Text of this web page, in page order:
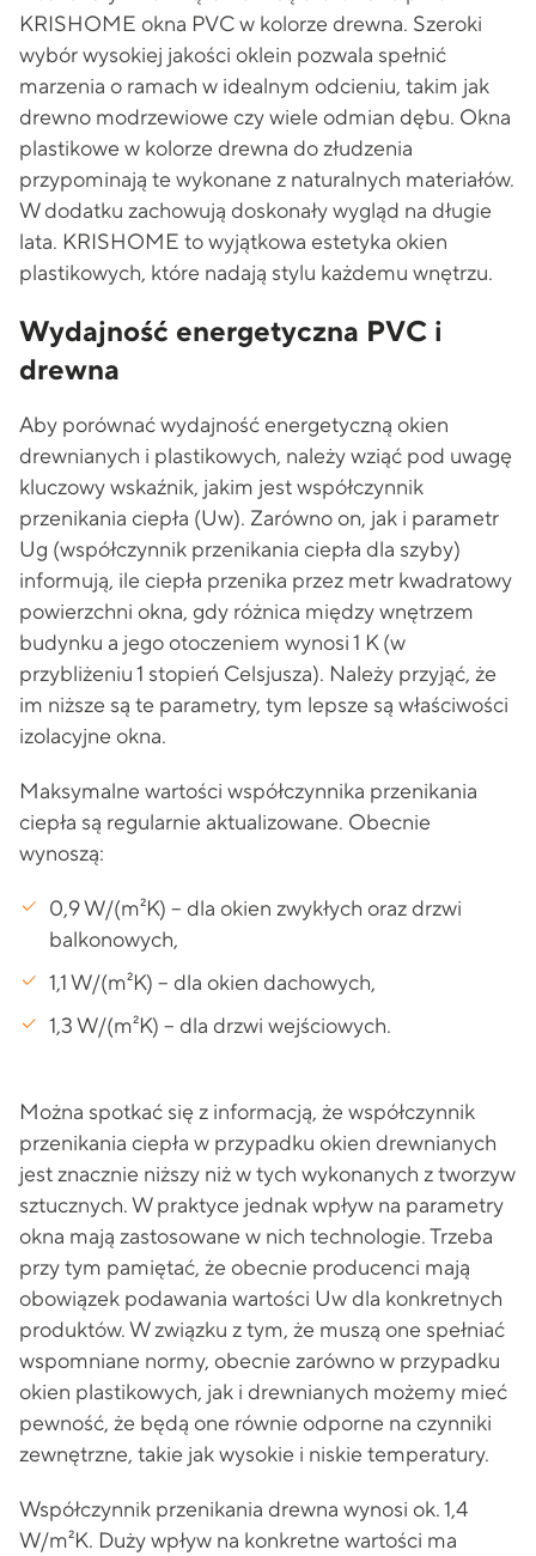
KRISHOME okna PVC w kolorze drewna. Szeroki
wybór wysokiej jakości oklein pozwala spełnić
marzenia o ramach w idealnym odcieniu, takim jak
drewno modrzewiowe czy wiele odmian dębu. Okna
plastikowe w kolorze drewna do złudzenia
przypominają te wykonane z naturalnych materiałów.
W dodatku zachowują doskonały wygląd na długie
lata. KRISHOME to wyjątkowa estetyka okien
plastikowych, które nadają stylu każdemu wnętrzu.
Wydajność energetyczna PVC i
drewna
Aby porównać wydajność energetyczną okien
drewnianych i plastikowych, należy wziąć pod uwagę
kluczowy wskaźnik, jakim jest współczynnik
przenikania ciepła (Uw). Zarówno on, jak i parametr
Ug (współczynnik przenikania ciepła dla szyby)
informują, ile ciepła przenika przez metr kwadratowy
powierzchni okna, gdy różnica między wnętrzem
budynku a jego otoczeniem wynosi 1 K (w
przybliżeniu 1 stopień Celsjusza). Należy przyjąć, że
im niższe są te parametry, tym lepsze są właściwości
izolacyjne okna.
Maksymalne wartości współczynnika przenikania
ciepła są regularnie aktualizowane. Obecnie
wynoszą:
0,9 W/(m²K) – dla okien zwykłych oraz drzwi
balkonowych,
1,1 W/(m²K) – dla okien dachowych,
1,3 W/(m²K) – dla drzwi wejściowych.
Można spotkać się z informacją, że współczynnik
przenikania ciepła w przypadku okien drewnianych
jest znacznie niższy niż w tych wykonanych z tworzyw
sztucznych. W praktyce jednak wpływ na parametry
okna mają zastosowane w nich technologie. Trzeba
przy tym pamiętać, że obecnie producenci mają
obowiązek podawania wartości Uw dla konkretnych
produktów. W związku z tym, że muszą one spełniać
wspomniane normy, obecnie zarówno w przypadku
okien plastikowych, jak i drewnianych możemy mieć
pewność, że będą one równie odporne na czynniki
zewnętrzne, takie jak wysokie i niskie temperatury.
Współczynnik przenikania drewna wynosi ok. 1,4
W/m²K. Duży wpływ na konkretne wartości ma